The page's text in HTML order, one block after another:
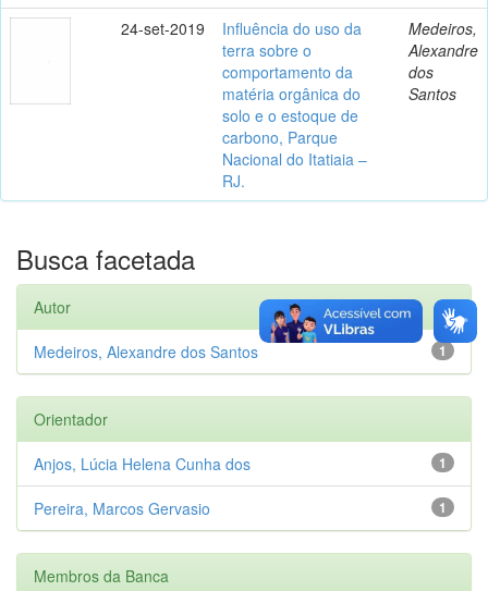
24-set-2019
Influência do uso da
terra sobre o
comportamento da
matéria orgânica do
solo e o estoque de
carbono, Parque
Nacional do Itatiaia –
RJ.
Medeiros,
Alexandre
dos
Santos
Busca facetada
Autor
1
Medeiros, Alexandre dos Santos
Orientador
1
Anjos, Lúcia Helena Cunha dos
1
Pereira, Marcos Gervasio
Membros da Banca